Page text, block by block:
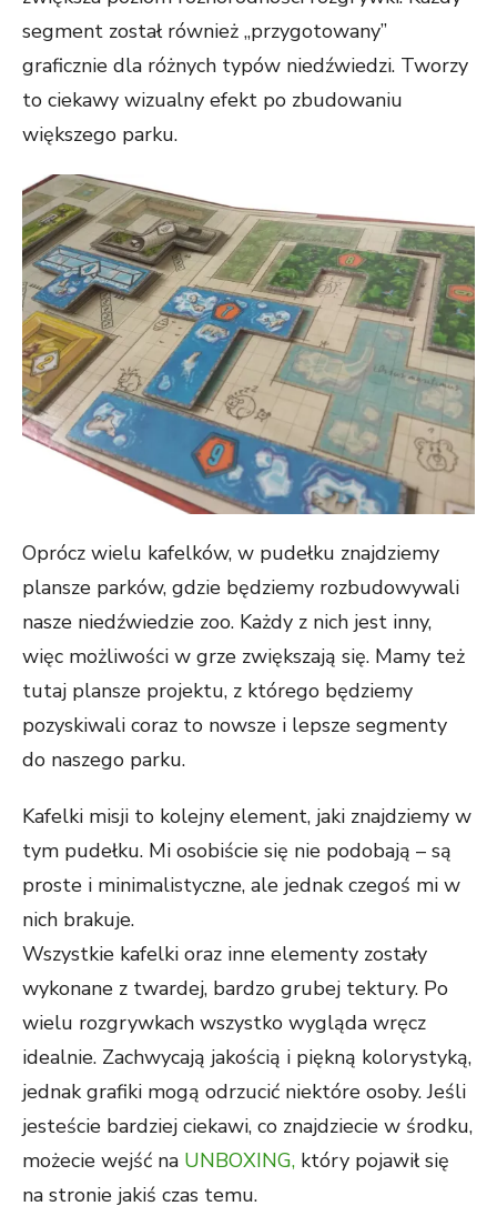
segment został również „przygotowany”
graficznie dla różnych typów niedźwiedzi. Tworzy
to ciekawy wizualny efekt po zbudowaniu
większego parku.
Oprócz wielu kafelków, w pudełku znajdziemy
plansze parków, gdzie będziemy rozbudowywali
nasze niedźwiedzie zoo. Każdy z nich jest inny,
więc możliwości w grze zwiększają się. Mamy też
tutaj plansze projektu, z którego będziemy
pozyskiwali coraz to nowsze i lepsze segmenty
do naszego parku.
Kafelki misji to kolejny element, jaki znajdziemy w
tym pudełku. Mi osobiście się nie podobają – są
proste i minimalistyczne, ale jednak czegoś mi w
nich brakuje.
Wszystkie kafelki oraz inne elementy zostały
wykonane z twardej, bardzo grubej tektury. Po
wielu rozgrywkach wszystko wygląda wręcz
idealnie. Zachwycają jakością i piękną kolorystyką,
jednak grafiki mogą odrzucić niektóre osoby. Jeśli
jesteście bardziej ciekawi, co znajdziecie w środku,
możecie wejść na UNBOXING, który pojawił się
na stronie jakiś czas temu.